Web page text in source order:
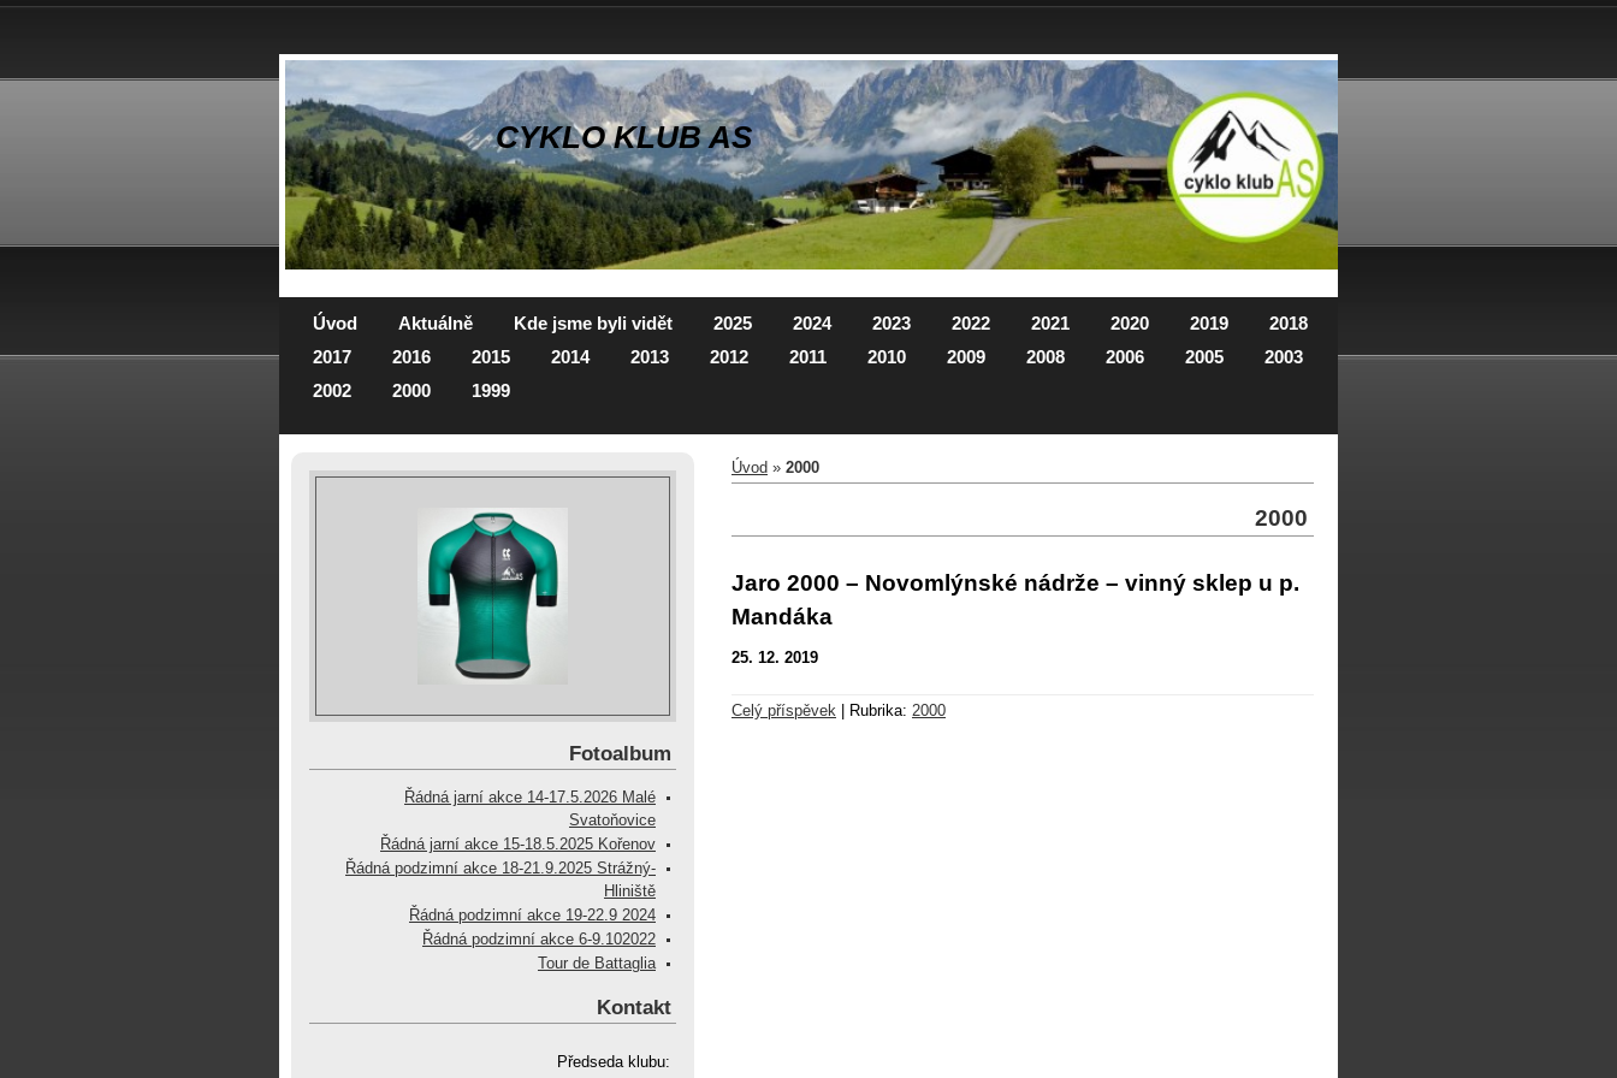
CYKLO KLUB AS
Úvod Aktuálně Kde jsme byli vidět 2025 2024 2023 2022 2021 2020 2019
2018
2017
2016 2015 2014 2013 2012 2011 2010 2009 2008 2006 2005
2003
2002
2000 1999
Úvod » 2000
2000
Jaro 2000 – Novomlýnské nádrže – vinný sklep u p.
Mandáka
25. 12. 2019
Celý příspěvek Rubrika: 2000
Fotoalbum
Řádná jarní akce 14-17.5.2026 Malé
Svatoňovice
Řádná jarní akce 15-18.5.2025 Kořenov
Řádná podzimní akce 18-21.9.2025 Strážný-
Hliniště
Řádná podzimní akce 19-22.9 2024
Řádná podzimní akce 6-9.102022
Tour de Battaglia
Kontakt
Předseda klubu: